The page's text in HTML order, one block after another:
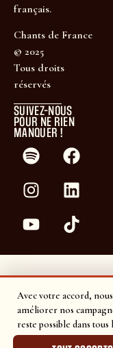
Avec votre accord,
améliorer nos
reste possible dans tous
français.
Chants de France
© 2025
Tous droits
réservés
SUIVEZ-NOUS
POUR NE RIEN
MANQUER !